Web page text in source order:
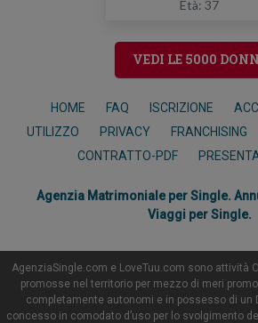
Età: 37
VEDI LE 5000
HOME FAQ ISCRIZIONE
UTILIZZO
PRIVACY FRANCHISING
CONTRATTO-PDF
Agenzia Matrimoniale per Single.
Viaggi per Single.
AgenziaSingle.com e LoveTuu.com sono attività
promosse nel territorio per mezzo di meri
completamente autonomi e in possesso di
concesso in comodato d’uso per lo svolgimento